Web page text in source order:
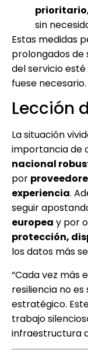
prioritario
sin
Estas medidas
prolongados de
del servicio
fuese necesario.
Lección
La situación
importancia de
nacional
por
experiencia.
seguir
europea y por
protección,
los datos más
“Cada vez más
resiliencia no es
estratégico.
trabajo
infraestructura